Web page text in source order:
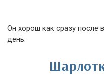
Он хорош как сразу после
день.